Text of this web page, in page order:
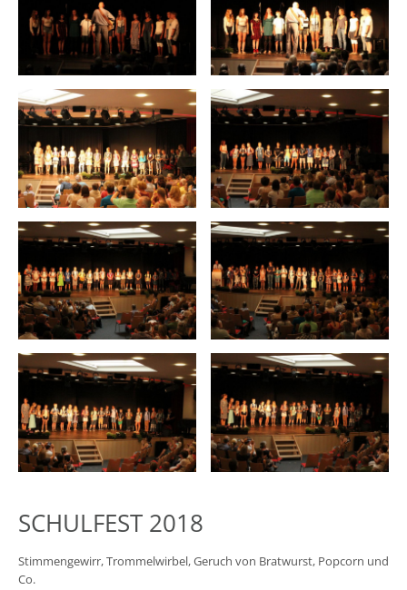
SCHULFEST 2018
Stimmengewirr, Trommelwirbel, Geruch von Bratwurst, Popcorn und
Co.